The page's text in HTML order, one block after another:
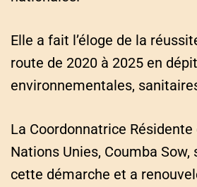
Elle a fait l’éloge de la
route de 2020 à 2025 en
environnementales,
La Coordonnatrice
Nations Unies, Coumba Sow,
cette démarche et a